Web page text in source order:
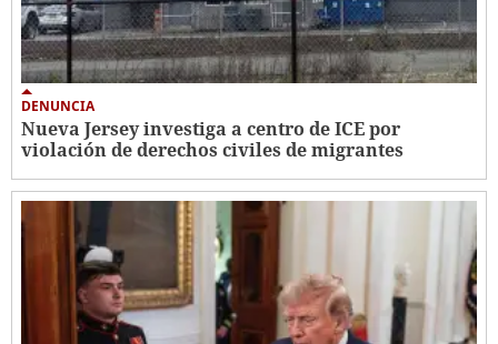
DENUNCIA
Nueva Jersey investiga a centro de ICE por
violación de derechos civiles de migrantes